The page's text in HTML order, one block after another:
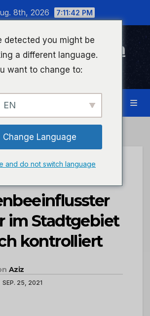
8th, 2026 7:11:42 PM
Bad Kreuznach
für Bad Kreuznach
im Stadtgebiet
kontrolliert
Aziz
SEP. 25, 2021
detected you might be
a different language.
want to change to:
EN
Change Language
and do not switch language